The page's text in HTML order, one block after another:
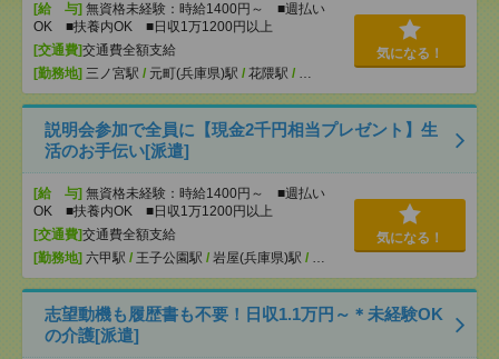
[給 与] 無資格未経験：時給1400円～ ■週払い
OK ■扶養内OK ■日収1万1200円以上
[交通費]交通費全額支給
[勤務地] 三ノ宮駅 / 元町(兵庫県)駅 / 花隈駅 / …
気になる！
説明会参加で全員に【現金2千円相当プレゼント】生
活のお手伝い[派遣]
[給 与] 無資格未経験：時給1400円～ ■週払い
OK ■扶養内OK ■日収1万1200円以上
[交通費]交通費全額支給
[勤務地] 六甲駅 / 王子公園駅 / 岩屋(兵庫県)駅 / …
気になる！
志望動機も履歴書も不要！日収1.1万円～＊未経験OK
の介護[派遣]